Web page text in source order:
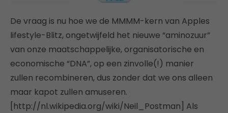
De vraag is nu hoe we de MMMM-kern van Apples
lifestyle-Blitz, ongetwijfeld het nieuwe “aminozuur”
van onze maatschappelijke, organisatorische en
economische “DNA”, op een zinvolle(!) manier
zullen recombineren, dus zonder dat we ons alleen
maar kapot zullen amuseren.
[http://nl.wikipedia.org/wiki/Neil_Postman] Als